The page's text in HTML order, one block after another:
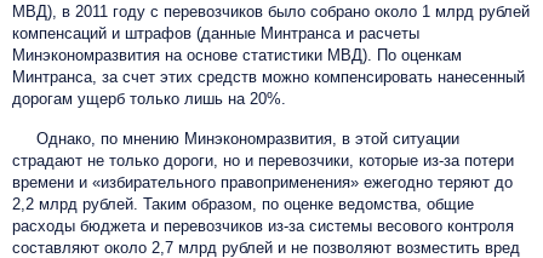
МВД), в 2011 году с перевозчиков было собрано около 1 млрд рублей
компенсаций и штрафов (данные Минтранса и расчеты
Минэкономразвития на основе статистики МВД). По оценкам
Минтранса, за счет этих средств можно компенсировать нанесенный
дорогам ущерб только лишь на 20%.
Однако, по мнению Минэкономразвития, в этой ситуации
страдают не только дороги, но и перевозчики, которые из-за потери
времени и «избирательного правоприменения» ежегодно теряют до
2,2 млрд рублей. Таким образом, по оценке ведомства, общие
расходы бюджета и перевозчиков из-за системы весового контроля
составляют около 2,7 млрд рублей и не позволяют возместить вред